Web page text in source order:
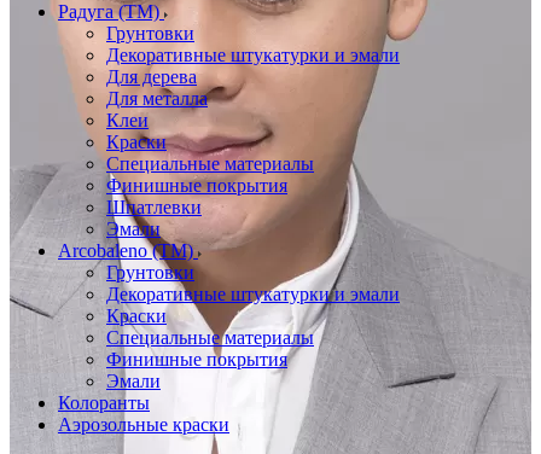
Радуга (ТМ)
Грунтовки
Декоративные штукатурки и эмали
Для дерева
Для металла
Клеи
Краски
Специальные материалы
Финишные покрытия
Шпатлевки
Эмали
Arcobaleno (ТМ)
Грунтовки
Декоративные штукатурки и эмали
Краски
Специальные материалы
Финишные покрытия
Эмали
Колоранты
Аэрозольные краски